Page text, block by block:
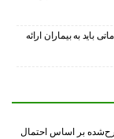
به بیماران ارائه
۱۸: رتبه‌بندی ۲۰ ادعای مطرح‌شده بر اساس احتمال